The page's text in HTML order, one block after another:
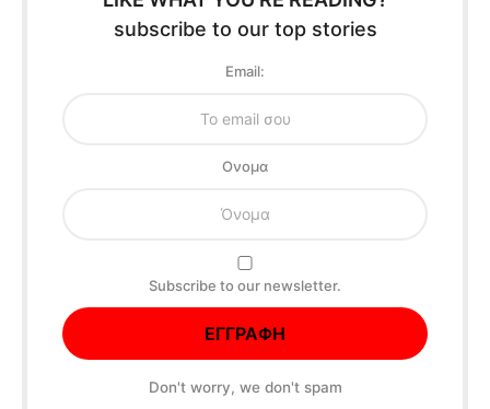
subscribe to our top stories
Email:
Oνομα
Subscribe to our newsletter.
Don't worry, we don't spam